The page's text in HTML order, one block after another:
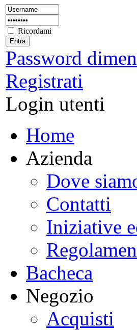
Ricordami
Password
Registrati
Login utenti
Home
Azienda
Dove
Contatti
Iniziative
Bacheca
Negozio
Acquisti